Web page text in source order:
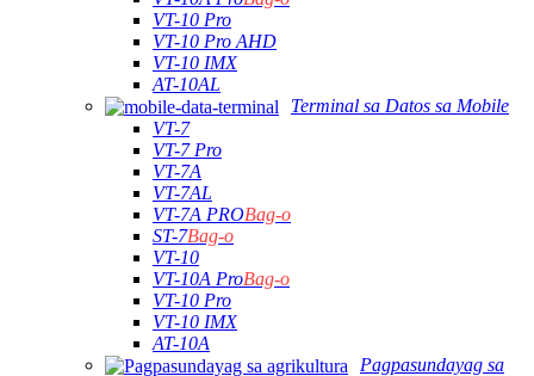
VT-10 Pro
VT-10 Pro AHD
VT-10 IMX
AT-10AL
Terminal sa Datos sa Mobile
VT-7
VT-7 Pro
VT-7A
VT-7AL
VT-7A PROBag-o
ST-7Bag-o
VT-10
VT-10A ProBag-o
VT-10 Pro
VT-10 IMX
AT-10A
Pagpasundayag sa